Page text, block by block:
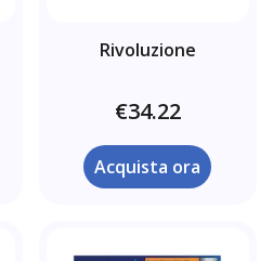
Rivoluzione
€34.22
Acquista ora